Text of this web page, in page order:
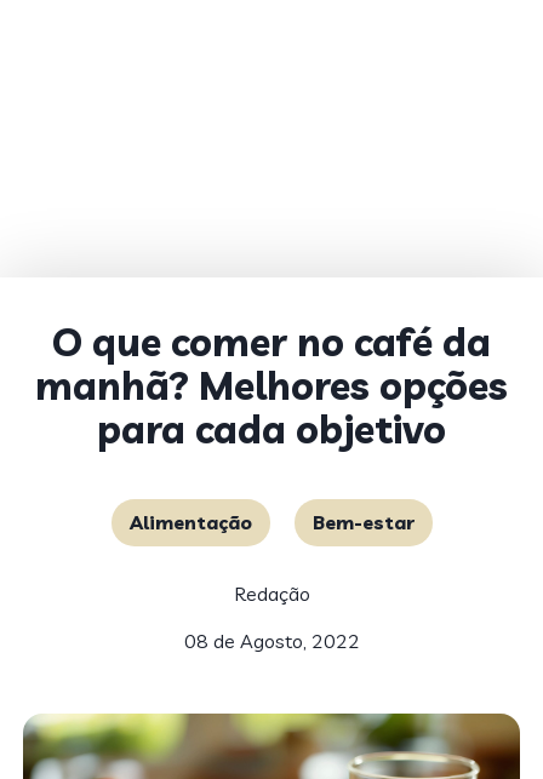
O que comer no café da
manhã? Melhores opções
para cada objetivo
Alimentação Bem-estar
Redação
08 de Agosto, 2022